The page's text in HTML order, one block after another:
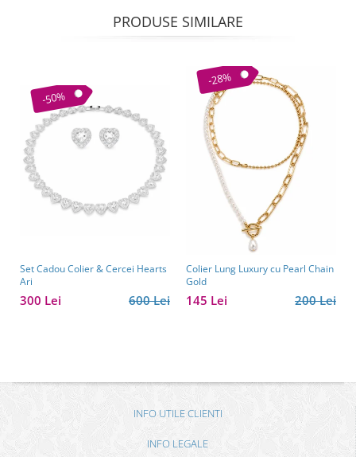
PRODUSE SIMILARE
-50%
Set Cadou Colier & Cercei Hearts
Ari
600 Lei
300 Lei
-28%
Colier Lung Luxury cu Pearl Chain
Gold
200 Lei
145 Lei
INFO UTILE CLIENTI
INFO LEGALE